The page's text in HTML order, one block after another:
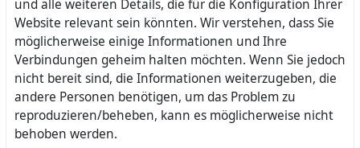
und alle weiteren Details, die für die Konfiguration Ihrer
Website relevant sein könnten. Wir verstehen, dass Sie
möglicherweise einige Informationen und Ihre
Verbindungen geheim halten möchten. Wenn Sie jedoch
nicht bereit sind, die Informationen weiterzugeben, die
andere Personen benötigen, um das Problem zu
reproduzieren/beheben, kann es möglicherweise nicht
behoben werden.